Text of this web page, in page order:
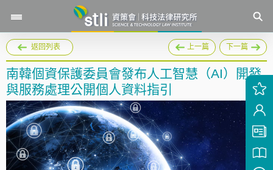
返回列表 上一篇 下一篇
南韓個資保護委員會發布人工智慧（AI）開發
與服務處理公開個人資料指引